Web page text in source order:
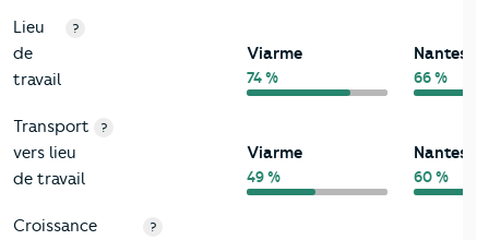
Lieu
de
travail
?
Viarme
74 %
Nantes
66 %
Transport
vers lieu
de travail
?
Viarme
49 %
Nantes
60 %
Croissance
?